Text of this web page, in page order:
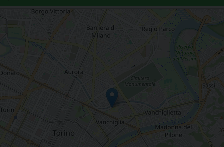
internazionale